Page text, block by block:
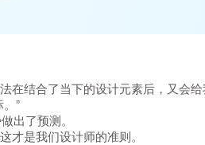
结合了当下的设计元素后，又会给
”
出了预测。
才是我们设计师的准则。